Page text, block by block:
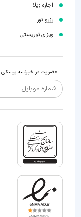
اجاره ویلا
رزرو تور
ویزای توریستی
عضویت در خبرنامه پیامکی
شماره موبایل